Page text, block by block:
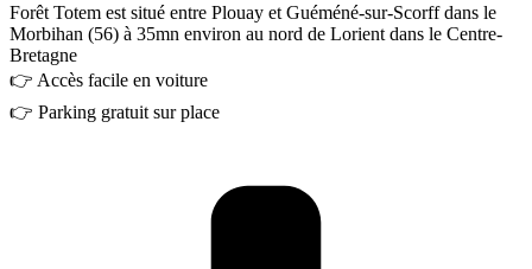
Forêt Totem est situé entre Plouay et Guéméné-sur-Scorff dans le
Morbihan (56) à 35mn environ au nord de Lorient dans le Centre-
Bretagne
👉 Accès facile en voiture
👉 Parking gratuit sur place